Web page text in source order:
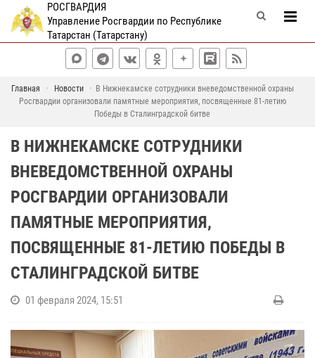
РОСГВАРДИЯ
Управление Росгвардии по Республике
Татарстан (Татарстану)
Главная Новости
В Нижнекамске сотрудники вневедомственной охраны
Росгвардии организовали памятные мероприятия, посвященные 81-летию
Победы в Сталинградской битве
В НИЖНЕКАМСКЕ СОТРУДНИКИ
ВНЕВЕДОМСТВЕННОЙ ОХРАНЫ
РОСГВАРДИИ ОРГАНИЗОВАЛИ
ПАМЯТНЫЕ МЕРОПРИЯТИЯ,
ПОСВЯЩЕННЫЕ 81-ЛЕТИЮ ПОБЕДЫ В
СТАЛИНГРАДСКОЙ БИТВЕ
01 февраля 2024, 15:51